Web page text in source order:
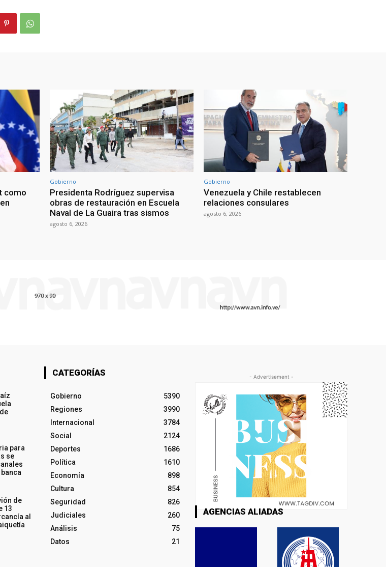
como
Gobierno
Presidenta Rodríguez supervisa
obras de restauración en Escuela
Naval de La Guaira tras sismos
agosto 6, 2026
Gobierno
Venezuela y Chile restablecen
relaciones consulares
agosto 6, 2026
para
se
de
13
al
CATEGORÍAS
Gobierno
5390
Regiones
3990
Internacional
3784
Social
2124
Deportes
1686
Política
1610
Economía
898
Cultura
854
Seguridad
826
Judiciales
260
Análisis
75
Datos
21
- Advertisement -
AGENCIAS ALIADAS